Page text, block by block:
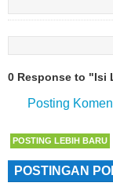
0 Response to "Isi
Posting
POSTING LEBIH BARU
POSTINGAN